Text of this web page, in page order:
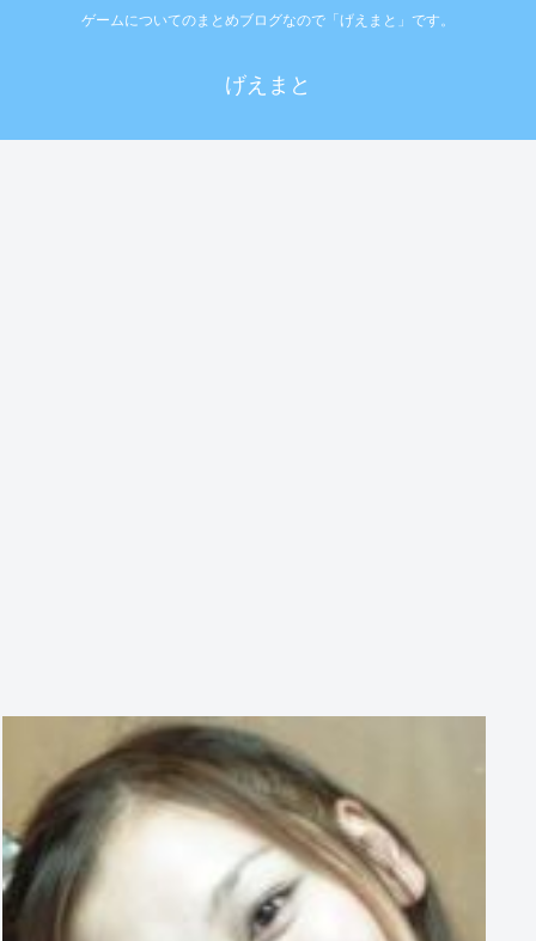
ゲームについてのまとめブログなので「げえまと」です。
げえまと